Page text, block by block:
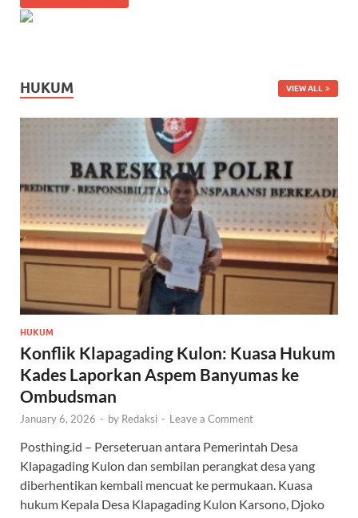
HUKUM VIEW ALL
HUKUM
Konflik Klapagading Kulon: Kuasa Hukum
Kades Laporkan Aspem Banyumas ke
Ombudsman
January 6, 2026 - by Redaksi - Leave a Comment
Posthing.id – Perseteruan antara Pemerintah Desa
Klapagading Kulon dan sembilan perangkat desa yang
diberhentikan kembali mencuat ke permukaan. Kuasa
hukum Kepala Desa Klapagading Kulon Karsono, Djoko